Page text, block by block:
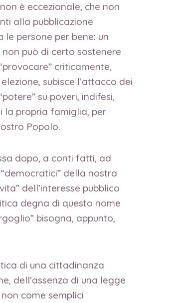
è eccezionale, che non
alla pubblicazione
persone per bene: un
può di certo sostenere
criticamente,
subisce l’attacco dei
su poveri, indifesi,
la propria famiglia, per
Popolo.
dopo, a conti fatti, ad
della nostra
dell’interesse pubblico
degna di questo nome
bisogna, appunto,
di una cittadinanza
dell’assenza di una legge
come semplici